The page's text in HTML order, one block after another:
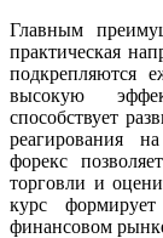
Главным
практическая
подкрепляются
высокую
способствует
реагирования
форекс
торговли и
курс
финансовом